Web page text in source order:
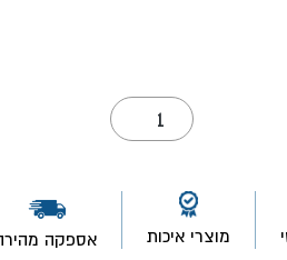
כמות
של
ברז
פיה
שחור
מוצרי איכות אספקה